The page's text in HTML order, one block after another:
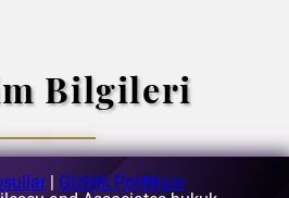
Bilgileri
| Gizlilik Politikası